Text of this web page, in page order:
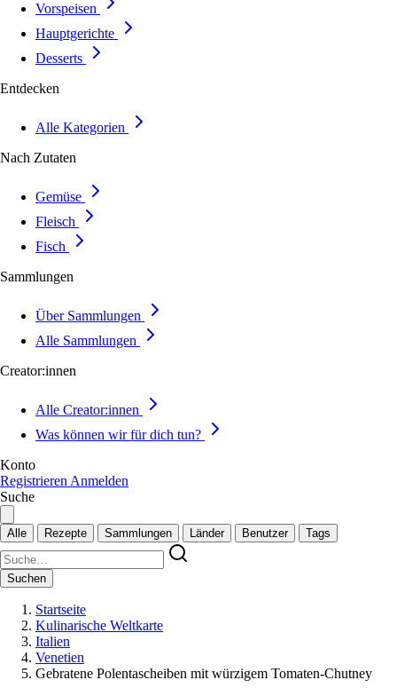
Vorspeisen
Hauptgerichte
Desserts
Entdecken
Alle Kategorien
Nach Zutaten
Gemüse
Fleisch
Fisch
Sammlungen
Über Sammlungen
Alle Sammlungen
Creator:innen
Alle Creator:innen
Was können wir für dich tun?
Konto
Registrieren Anmelden
Suche
Alle Rezepte Sammlungen Länder Benutzer Tags
Suchen
Startseite
Kulinarische Weltkarte
Italien
Venetien
Gebratene Polentascheiben mit würzigem Tomaten-Chutney